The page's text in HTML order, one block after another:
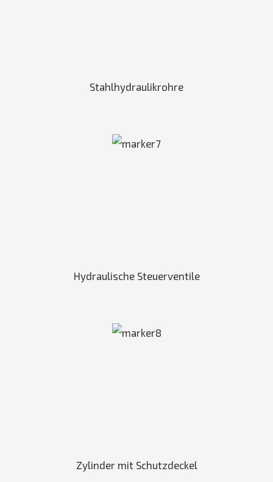
Stahlhydraulikrohre
Hydraulische Steuerventile
Zylinder mit Schutzdeckel